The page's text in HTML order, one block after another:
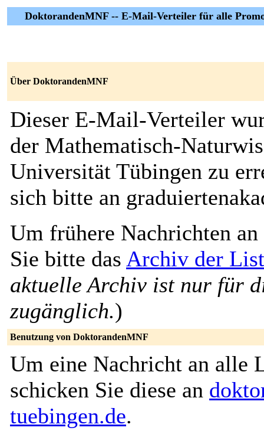
DoktorandenMNF -- E-Mail-Verteiler für alle
Über DoktorandenMNF
Dieser E-Mail-Verteiler
der Mathematisch-
Universität Tübingen zu
sich bitte an
Um frühere Nachrichten an
Sie bitte das Archiv der
aktuelle Archiv ist nur für
zugänglich.)
Benutzung von DoktorandenMNF
Um eine Nachricht an alle
schicken Sie diese an
tuebingen.de.